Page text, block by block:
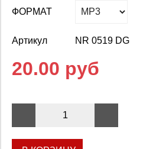
ФОРМАТ
Артикул NR 0519 DG
20.00 руб